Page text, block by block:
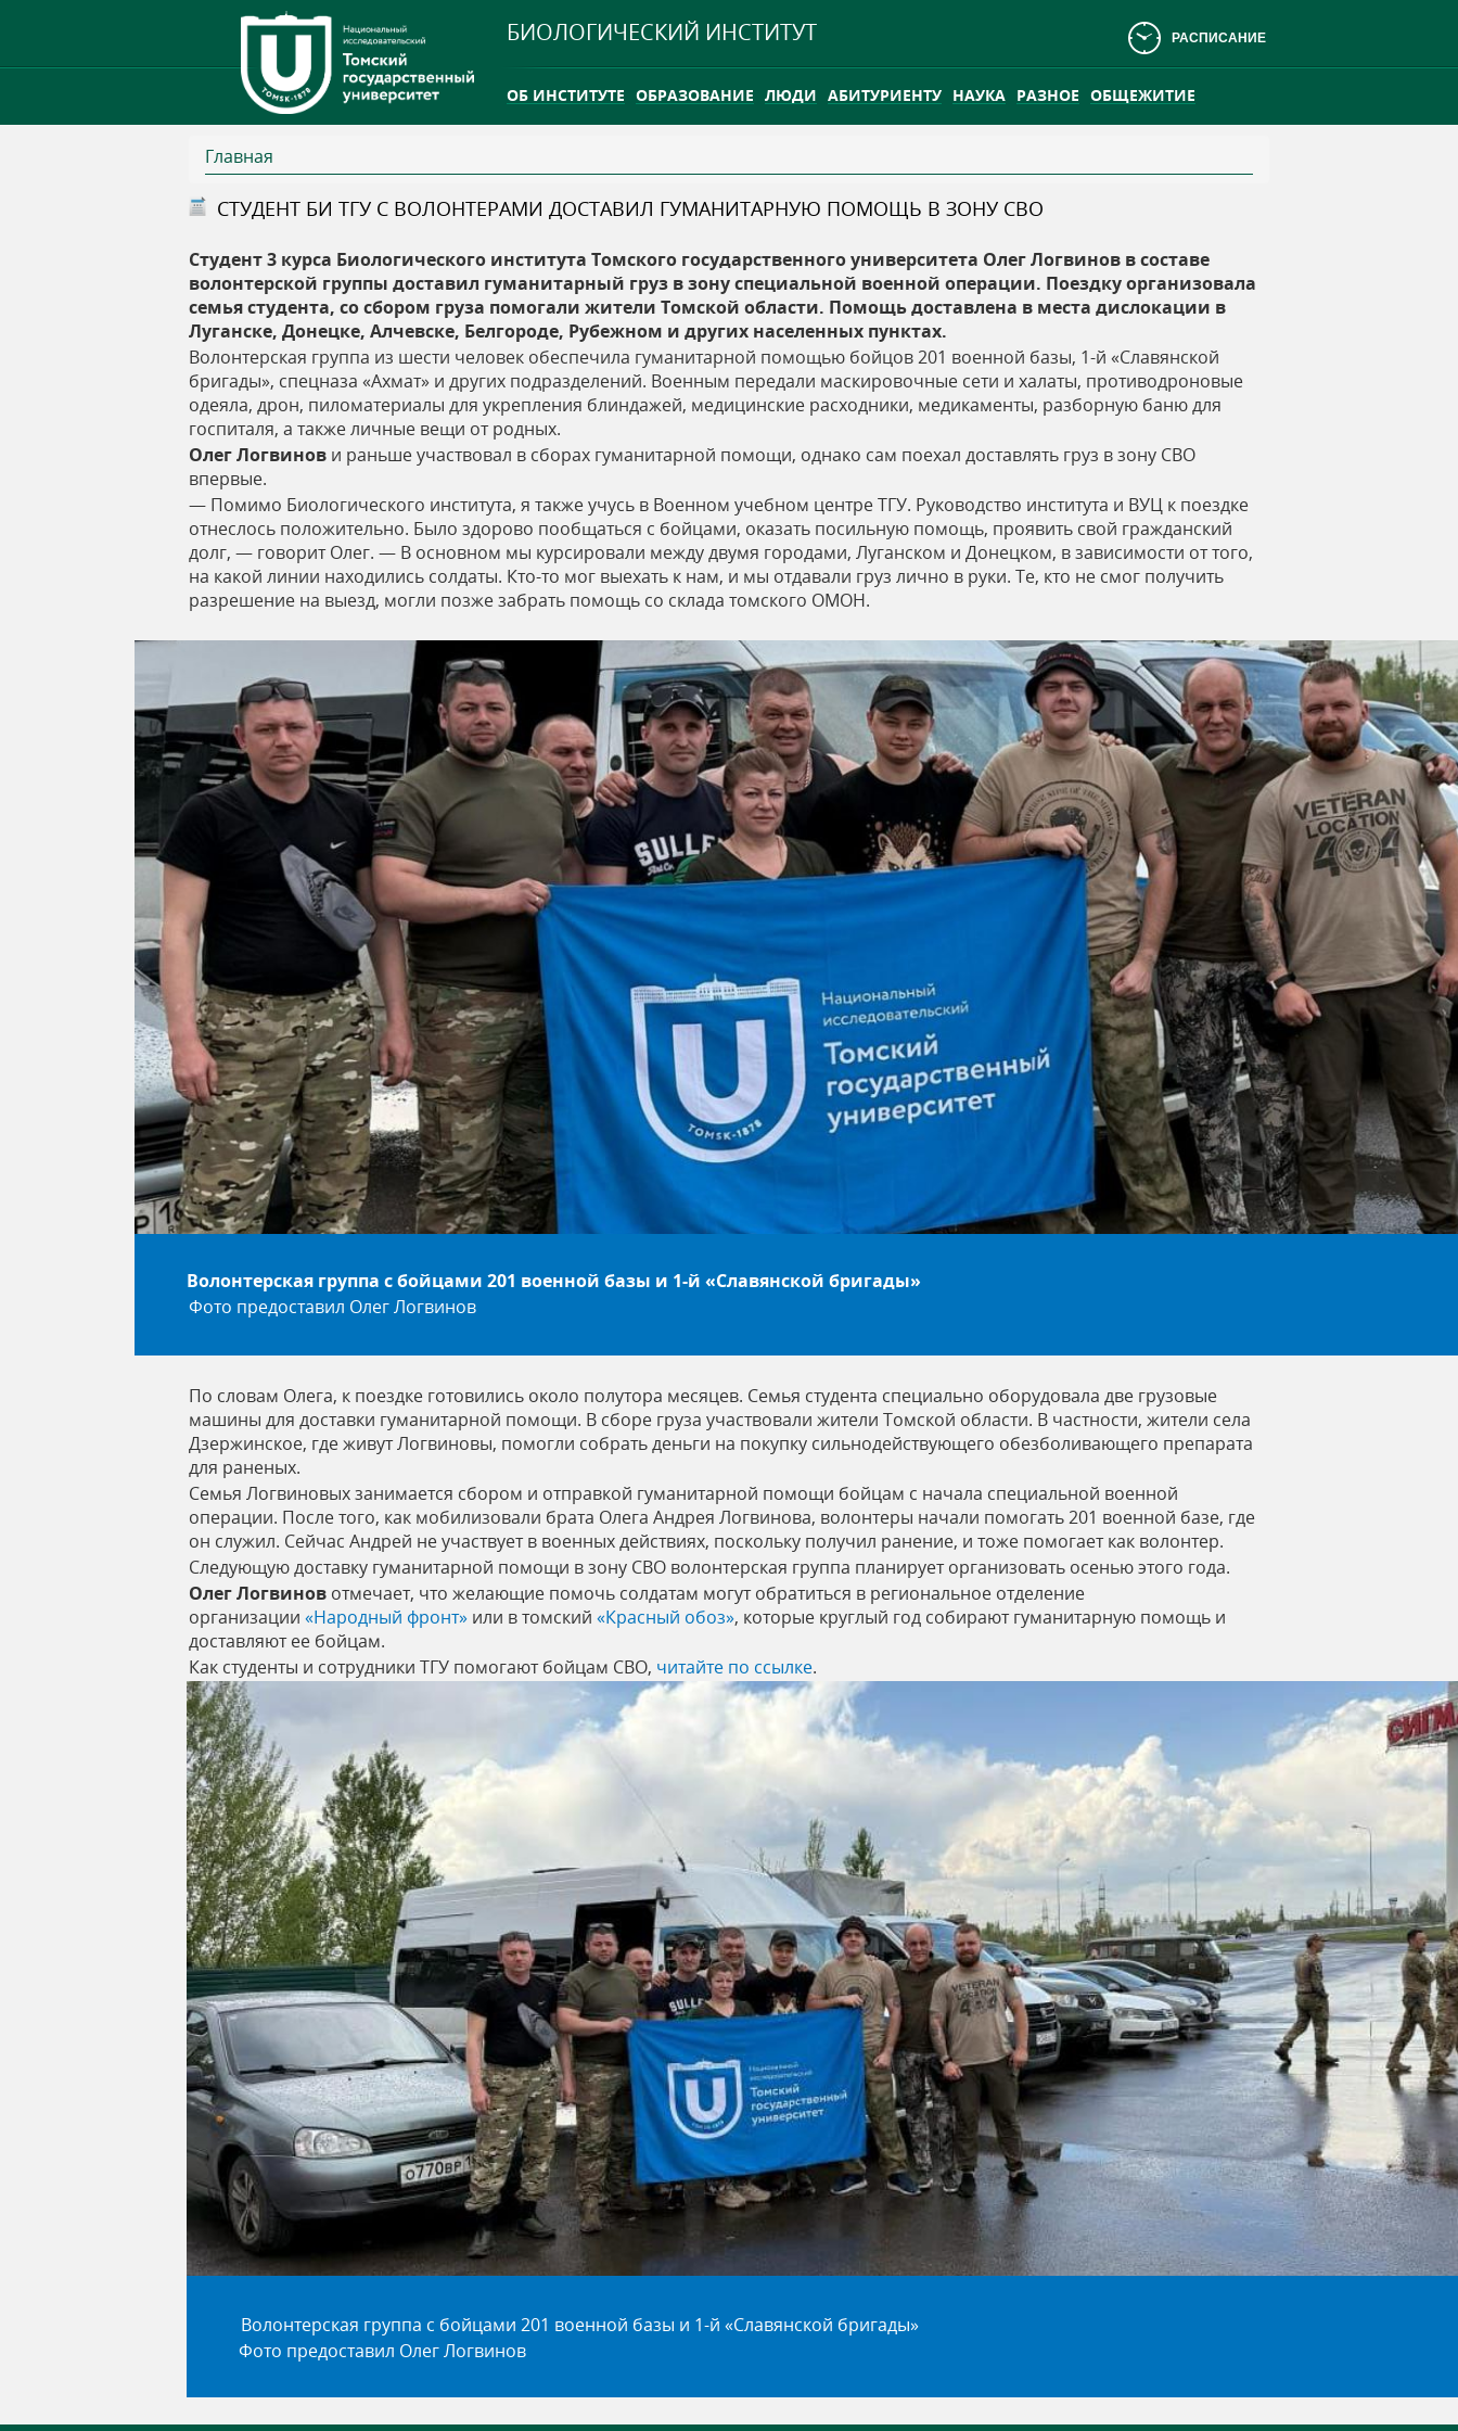
БИОЛОГИЧЕСКИЙ ИНСТИТУТ РАСПИСАНИЕ
ОБ ИНСТИТУТЕ ОБРАЗОВАНИЕ ЛЮДИ АБИТУРИЕНТУ НАУКА РАЗНОЕ ОБЩЕЖИТИЕ
ТГУ ОТКРЫЛ ИССЛЕДОВАТЕЛЬСКУЮ СТАНЦИЮ НА ВАСЮГАНСКОМ БОЛОТЕ
INTERNATIONAL
В
ы
з
д
е
с
ь
Главная
СТУДЕНТ БИ ТГУ С ВОЛОНТЕРАМИ ДОСТАВИЛ ГУМАНИТАРНУЮ ПОМОЩЬ В ЗОНУ СВО
Студент 3 курса Биологического института Томского государственного университета Олег Логвинов в составе
волонтерской группы доставил гуманитарный груз в зону специальной военной операции. Поездку организовала
семья студента, со сбором груза помогали жители Томской области. Помощь доставлена в места дислокации в
Луганске, Донецке, Алчевске, Белгороде, Рубежном и других населенных пунктах.
Волонтерская группа из шести человек обеспечила гуманитарной помощью бойцов 201 военной базы, 1-й «Славянской
бригады», спецназа «Ахмат» и других подразделений. Военным передали маскировочные сети и халаты, противодроновые
одеяла, дрон, пиломатериалы для укрепления блиндажей, медицинские расходники, медикаменты, разборную баню для
госпиталя, а также личные вещи от родных.
Олег Логвинов и раньше участвовал в сборах гуманитарной помощи, однако сам поехал доставлять груз в зону СВО
впервые.
— Помимо Биологического института, я также учусь в Военном учебном центре ТГУ. Руководство института и ВУЦ к поездке
отнеслось положительно. Было здорово пообщаться с бойцами, оказать посильную помощь, проявить свой гражданский
долг, — говорит Олег. — В основном мы курсировали между двумя городами, Луганском и Донецком, в зависимости от того,
на какой линии находились солдаты. Кто-то мог выехать к нам, и мы отдавали груз лично в руки. Те, кто не смог получить
разрешение на выезд, могли позже забрать помощь со склада томского ОМОН.
Волонтерская группа с бойцами 201 военной базы и 1-й «Славянской бригады»
Фото предоставил Олег Логвинов
По словам Олега, к поездке готовились около полутора месяцев. Семья студента специально оборудовала две грузовые
машины для доставки гуманитарной помощи. В сборе груза участвовали жители Томской области. В частности, жители села
Дзержинское, где живут Логвиновы, помогли собрать деньги на покупку сильнодействующего обезболивающего препарата
для раненых.
Семья Логвиновых занимается сбором и отправкой гуманитарной помощи бойцам с начала специальной военной
операции. После того, как мобилизовали брата Олега Андрея Логвинова, волонтеры начали помогать 201 военной базе, где
он служил. Сейчас Андрей не участвует в военных действиях, поскольку получил ранение, и тоже помогает как волонтер.
Следующую доставку гуманитарной помощи в зону СВО волонтерская группа планирует организовать осенью этого года.
Олег Логвинов отмечает, что желающие помочь солдатам могут обратиться в региональное отделение
организации «Народный фронт» или в томский «Красный обоз», которые круглый год собирают гуманитарную помощь и
доставляют ее бойцам.
Как студенты и сотрудники ТГУ помогают бойцам СВО, читайте по ссылке.
Волонтерская группа с бойцами 201 военной базы и 1-й «Славянской бригады»
Фото предоставил Олег Логвинов